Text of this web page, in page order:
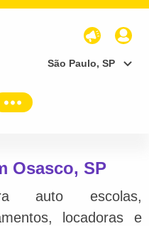
São Paulo, SP
Osasco, SP
auto escolas,
locadoras e